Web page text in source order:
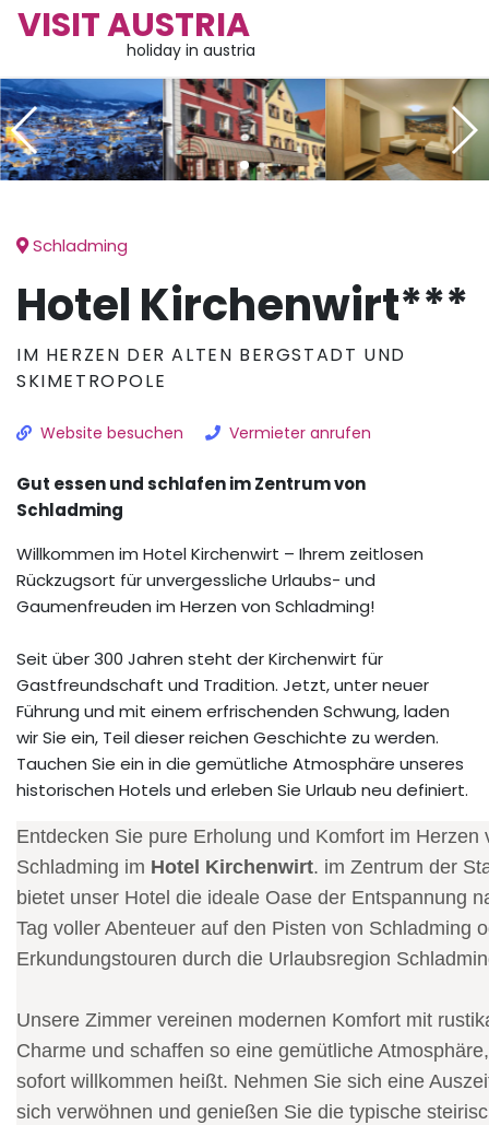
VISIT AUSTRIA
holiday in austria
Schladming
Hotel Kirchenwirt***
IM HERZEN DER ALTEN BERGSTADT UND
SKIMETROPOLE
Website besuchen Vermieter anrufen
Gut essen und schlafen im Zentrum von
Schladming
Willkommen im Hotel Kirchenwirt – Ihrem zeitlosen
Rückzugsort für unvergessliche Urlaubs- und
Gaumenfreuden im Herzen von Schladming!
Seit über 300 Jahren steht der Kirchenwirt für
Gastfreundschaft und Tradition. Jetzt, unter neuer
Führung und mit einem erfrischenden Schwung, laden
wir Sie ein, Teil dieser reichen Geschichte zu werden.
Tauchen Sie ein in die gemütliche Atmosphäre unseres
historischen Hotels und erleben Sie Urlaub neu definiert.
Entdecken Sie pure Erholung und Komfort im Herzen
Schladming im Hotel Kirchenwirt. im Zentrum der
bietet unser Hotel die ideale Oase der Entspannung
Tag voller Abenteuer auf den Pisten von Schladming
Erkundungstouren durch die Urlaubsregion
Unsere Zimmer vereinen modernen Komfort mit
Charme und schaffen so eine gemütliche
sofort willkommen heißt. Nehmen Sie sich eine
sich verwöhnen und genießen Sie die typische